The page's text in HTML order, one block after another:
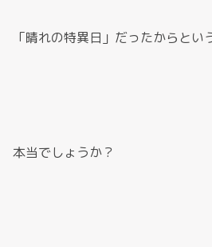
「晴れの特異日」だったからとい
本当でしょうか？